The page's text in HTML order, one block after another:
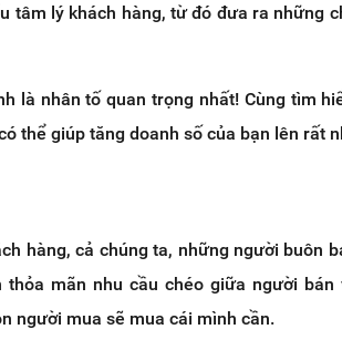
tâm lý khách hàng, từ đó đưa ra những
là nhân tố quan trọng nhất! Cùng tìm
thể giúp tăng doanh số của bạn lên rất
hàng, cả chúng ta, những người buôn
mãn nhu cầu chéo giữa người bán
người mua sẽ mua cái mình cần.